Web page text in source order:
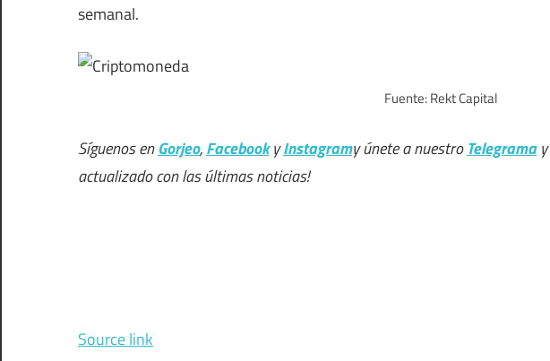
semanal.
Fuente: Rekt Capital
Síguenos enGorjeo,Facebook yInstagramy únete a nuestroTelegramay
actualizado con las últimas noticias!
Source link